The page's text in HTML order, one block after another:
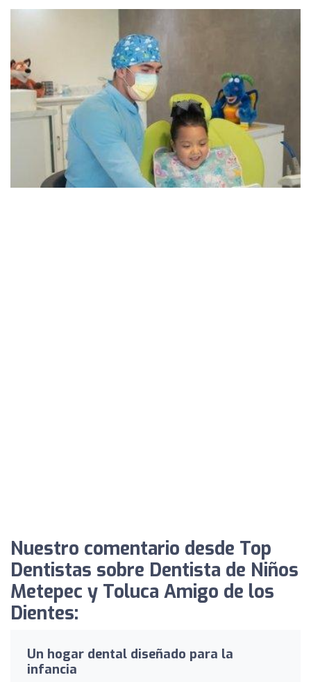
Nuestro comentario desde Top
Dentistas sobre Dentista de Niños
Metepec y Toluca Amigo de los
Dientes:
Un hogar dental diseñado para la
infancia